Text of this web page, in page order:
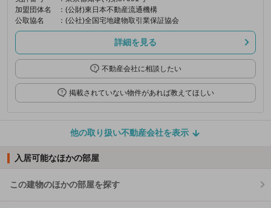
加盟団体名
：(公財)東日本不動産流通機構
公取協名
：(公社)全国宅地建物取引業保証協会
詳細を見る
不動産会社に相談したい
掲載されていない物件があれば教えてほしい
他の取り扱い不動産会社を表示
入居可能なほかの部屋
この建物のほかの部屋を探す